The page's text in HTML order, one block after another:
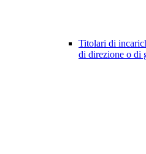
Titolari di
di direzione o di